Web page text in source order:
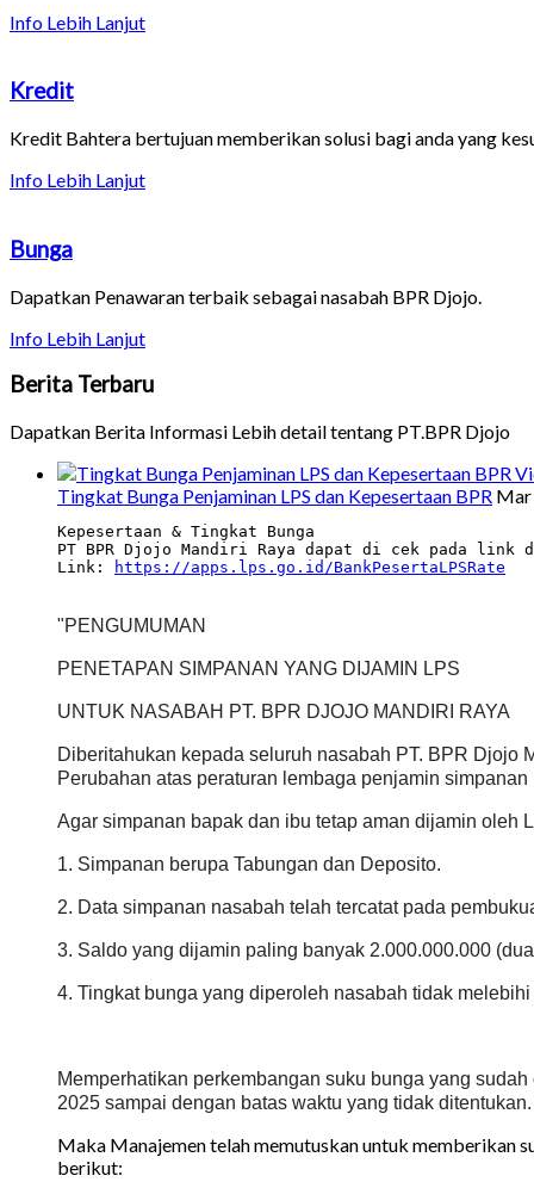
Info Lebih Lanjut
Kredit
Kredit Bahtera bertujuan memberikan solusi bagi anda yang
Info Lebih Lanjut
Bunga
Dapatkan Penawaran terbaik sebagai nasabah BPR Djojo.
Info Lebih Lanjut
Berita Terbaru
Dapatkan Berita Informasi Lebih detail tentang PT.BPR Djojo
Tingkat Bunga Penjaminan LPS dan Kepesertaan BPR Mar
Kepesertaan & Tingkat Bunga
PT BPR Djojo Mandiri Raya dapat di cek pada link
Link:
https://apps.lps.go.id/BankPesertaLPSRate
"PENGUMUMAN
PENETAPAN SIMPANAN YANG DIJAMIN LPS
UNTUK NASABAH PT. BPR DJOJO MANDIRI RAYA
Diberitahukan kepada seluruh nasabah PT. BPR Djojo
Perubahan atas peraturan lembaga penjamin
Agar simpanan bapak dan ibu tetap aman dijamin oleh
1. Simpanan berupa Tabungan dan Deposito.
2. Data simpanan nasabah telah tercatat pada
3. Saldo yang dijamin paling banyak 2.000.000.000
4. Tingkat bunga yang diperoleh nasabah tidak
Memperhatikan perkembangan suku bunga yang
2025 sampai dengan batas waktu yang tidak ditentukan.
Maka Manajemen telah memutuskan untuk memberikan
berikut: